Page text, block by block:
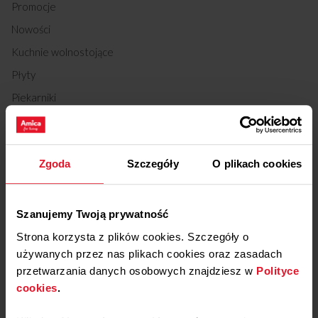
Zgoda Szczegóły O plikach cookies
Szanujemy Twoją prywatność
Strona korzysta z plików cookies. Szczegóły o
używanych przez nas plikach cookies oraz zasadach
przetwarzania danych osobowych znajdziesz w Polityce
cookies.
Promocje
Nowości
Kuchnie wolnostojące
Płyty
Piekarniki
Okapy
Lodówki
Chłodziarki do wina
Zmywarki
Pralki
Suszarki
Kuchenki mikrofalowe
Małe AGD kuchenne